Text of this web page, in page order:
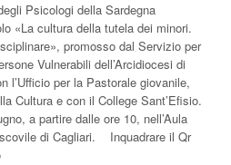
Psicologi della Sardegna
«La cultura della tutela dei minori.
promosso dal Servizio per
Vulnerabili dell’Arcidiocesi di
l’Ufficio per la Pastorale giovanile,
Cultura e con il College Sant’Efisio.
a partire dalle ore 10, nell’Aula
di Cagliari. Inquadrare il Qr